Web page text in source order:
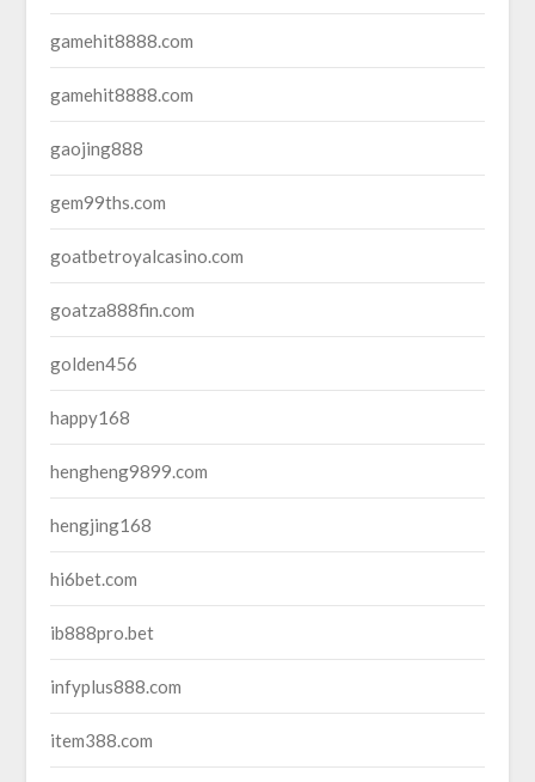
gamehit8888.com
gamehit8888.com
gaojing888
gem99ths.com
goatbetroyalcasino.com
goatza888fin.com
golden456
happy168
hengheng9899.com
hengjing168
hi6bet.com
ib888pro.bet
infyplus888.com
item388.com